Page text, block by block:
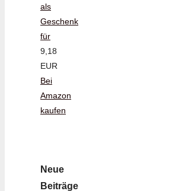
als
Geschenk
für
9,18
EUR
Bei
Amazon
kaufen
Neue
Beiträge